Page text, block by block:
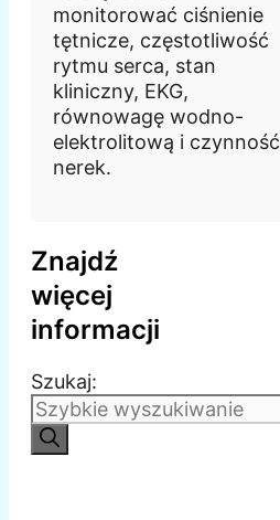
monitorować ciśnienie
tętnicze, częstotliwość
rytmu serca, stan
kliniczny, EKG,
równowagę wodno-
elektrolitową i czynność
nerek.
Znajdź
więcej
informacji
Szukaj: